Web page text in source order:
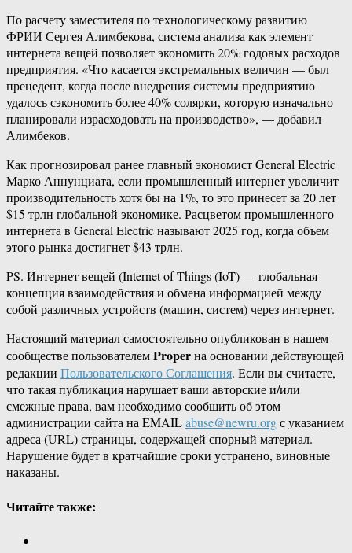
По расчету заместителя по технологическому развитию
ФРИИ Сергея Алимбекова, система анализа как элемент
интернета вещей позволяет экономить 20% годовых расходов
предприятия. «Что касается экстремальных величин — был
прецедент, когда после внедрения системы предприятию
удалось сэкономить более 40% солярки, которую изначально
планировали израсходовать на производство», — добавил
Алимбеков.
Как прогнозировал ранее главный экономист General Electric
Марко Аннунциата, если промышленный интернет увеличит
производительность хотя бы на 1%, то это принесет за 20 лет
$15 трлн глобальной экономике. Расцветом промышленного
интернета в General Electric называют 2025 год, когда объем
этого рынка достигнет $43 трлн.
PS. Интернет вещей (Internet of Things (IoT) — глобальная
концепция взаимодействия и обмена информацией между
собой различных устройств (машин, систем) через интернет.
Настоящий материал самостоятельно опубликован в нашем
сообществе пользователемProperна основании действующей
редакции Пользовательского Соглашения. Если вы считаете,
что такая публикация нарушает ваши авторские и/или
смежные права, вам необходимо сообщить об этом
администрации сайта на EMAILabuse@newru.orgс указанием
адреса (URL) страницы, содержащей спорный материал.
Нарушение будет в кратчайшие сроки устранено, виновные
наказаны.
Читайте также: